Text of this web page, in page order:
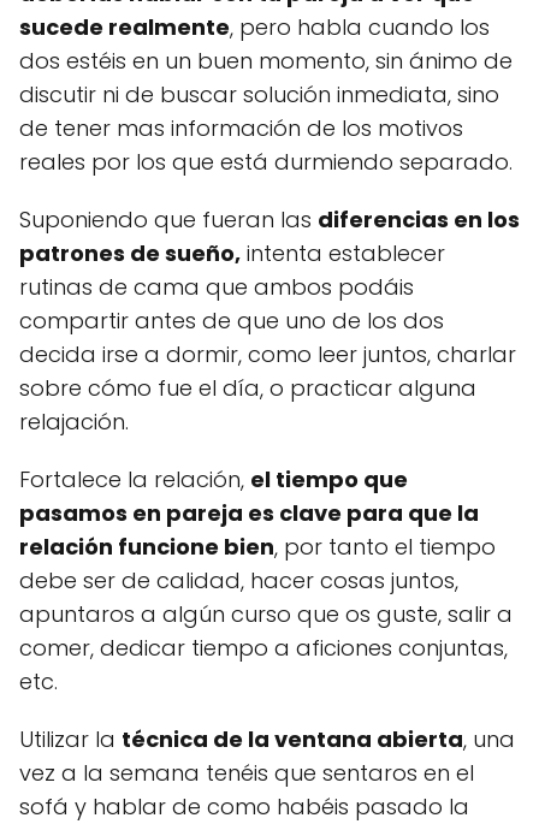
sucede realmente, pero habla cuando los
dos estéis en un buen momento, sin ánimo de
discutir ni de buscar solución inmediata, sino
de tener mas información de los motivos
reales por los que está durmiendo separado.
Suponiendo que fueran las diferencias en los
patrones de sueño, intenta establecer
rutinas de cama que ambos podáis
compartir antes de que uno de los dos
decida irse a dormir, como leer juntos, charlar
sobre cómo fue el día, o practicar alguna
relajación.
Fortalece la relación, el tiempo que
pasamos en pareja es clave para que la
relación funcione bien, por tanto el tiempo
debe ser de calidad, hacer cosas juntos,
apuntaros a algún curso que os guste, salir a
comer, dedicar tiempo a aficiones conjuntas,
etc.
Utilizar la técnica de la ventana abierta, una
vez a la semana tenéis que sentaros en el
sofá y hablar de como habéis pasado la